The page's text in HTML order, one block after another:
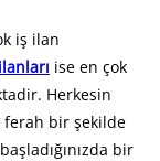
iş ilan
ise en çok
Herkesin
bir şekilde
bir